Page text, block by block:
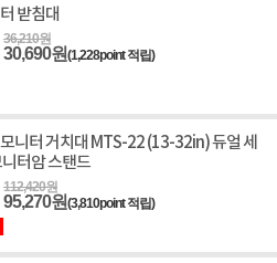
받침대
36,210원
30,690원(1,228point 적립)
니터 거치대 MTS-22 (13-32in) 듀얼 세
터암 스탠드
112,420원
95,270원(3,810point 적립)